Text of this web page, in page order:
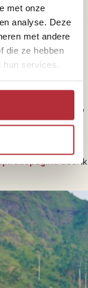
met onze
analyse. Deze
met andere
die ze hebben
services.
zien, maar ook de
in Yala National
wilde
steppe op een
dierengeluiden. Al
van onze
geworden op
precies wat je
rondreizen
. Zo heb
kan eten op een
excursie in
de top van de
deel ik